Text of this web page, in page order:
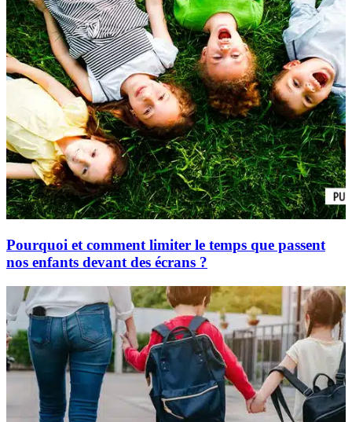
Pourquoi et comment limiter le temps que passent
nos enfants devant des écrans ?